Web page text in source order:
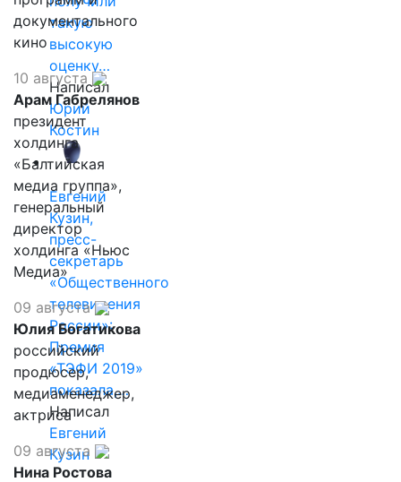
такую
высокую
оценку…
Написал
Юрий
Костин
Евгений
Кузин,
пресс-
секретарь
«Общественного
телевидения
России»:
Премия
«ТЭФИ 2019»
показала,…
Написал
Евгений
Кузин
документального
кино
10 августа
Арам Габрелянов
президент
холдинга
«Балтийская
медиа группа»,
генеральный
директор
холдинга «Ньюс
Медиа»
09 августа
Юлия Богатикова
российский
продюсер,
медиаменеджер,
актриса
09 августа
Нина Ростова